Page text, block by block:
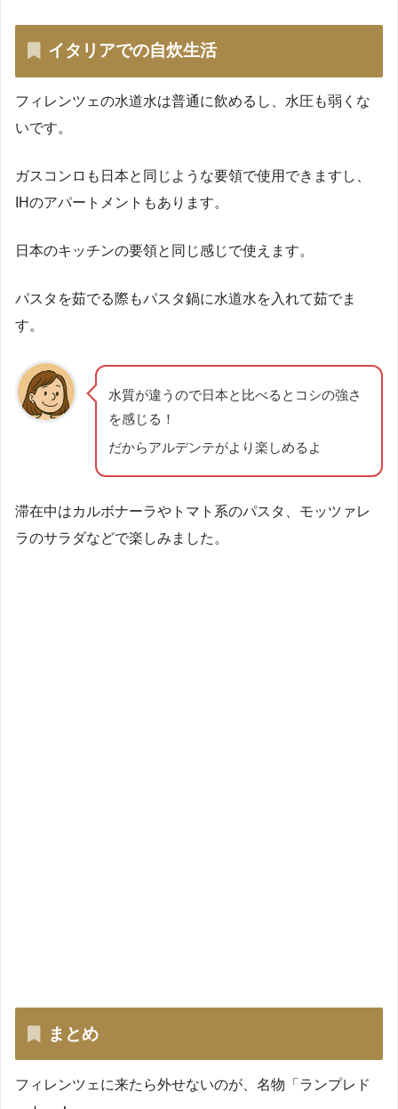
イタリアでの自炊生活
フィレンツェの水道水は普通に飲めるし、水圧も弱くな
いです。
ガスコンロも日本と同じような要領で使用できますし、
IHのアパートメントもあります。
日本のキッチンの要領と同じ感じで使えます。
パスタを茹でる際もパスタ鍋に水道水を入れて茹でま
す。
水質が違うので日本と比べるとコシの強さ
を感じる！
だからアルデンテがより楽しめるよ
滞在中はカルボナーラやトマト系のパスタ、モッツァレ
ラのサラダなどで楽しみました。
まとめ
フィレンツェに来たら外せないのが、名物「ランプレド